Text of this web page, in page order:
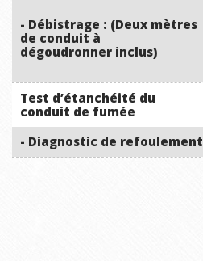
- Débistrage : (Deux mètres
de conduit à
dégoudronner inclus)
Test d’étanchéité du
conduit de fumée
- Diagnostic de refoulement